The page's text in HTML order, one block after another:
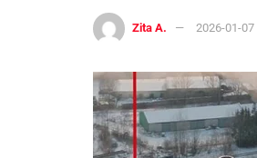
Zita A. 2026-01-07